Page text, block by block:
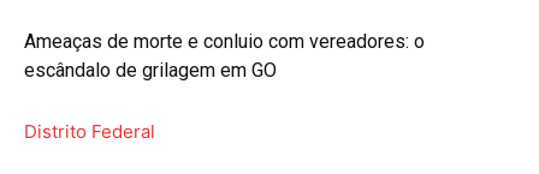
Ameaças de morte e conluio com vereadores: o
escândalo de grilagem em GO
Distrito Federal